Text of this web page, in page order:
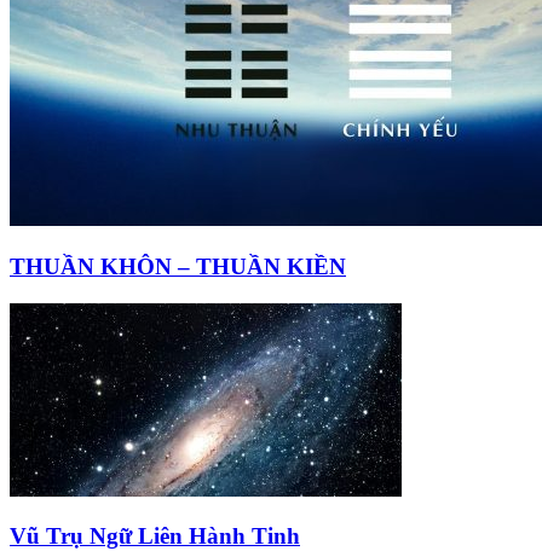
THUẦN KHÔN – THUẦN KIỀN
Vũ Trụ Ngữ Liên Hành Tinh